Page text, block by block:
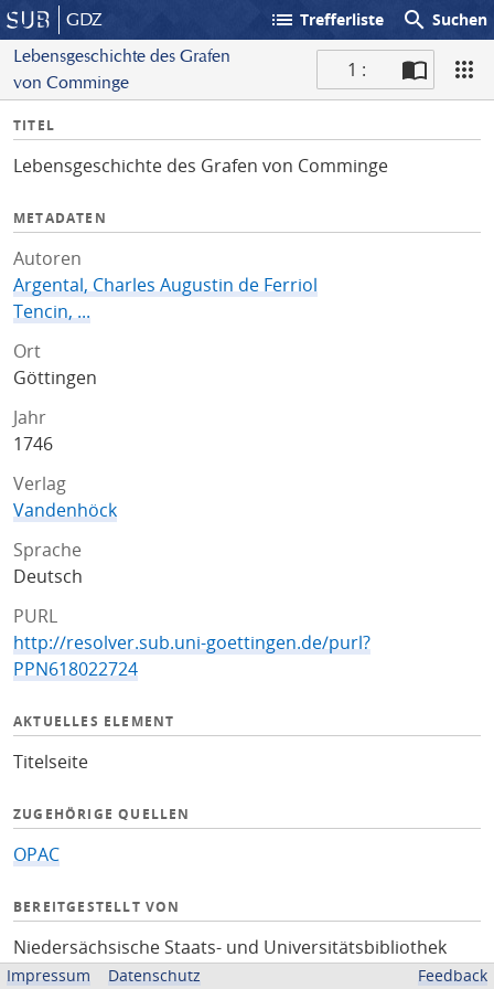
GDZ list Trefferliste search Suchen
Lebensgeschichte des Grafen
von Comminge
1 :
I
f
TITEL
Lebensgeschichte des Grafen von Comminge
METADATEN
Autoren
Argental, Charles Augustin de Ferriol
Tencin, ...
Ort
Göttingen
Jahr
1746
Verlag
Vandenhöck
Sprache
Deutsch
PURL
http://resolver.sub.uni-goettingen.de/purl?
PPN618022724
AKTUELLES ELEMENT
Titelseite
ZUGEHÖRIGE QUELLEN
OPAC
BEREITGESTELLT VON
Niedersächsische Staats- und Universitätsbibliothek
Göttingen
Impressum Datenschutz Feedback